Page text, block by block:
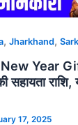
,Jharkhand,
Year
राशि,
17, 2025